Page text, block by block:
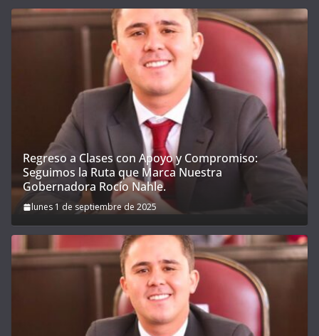
Regreso a Clases con Apoyo y Compromiso:
Seguimos la Ruta que Marca Nuestra
Gobernadora Rocío Nahle.
lunes 1 de septiembre de 2025